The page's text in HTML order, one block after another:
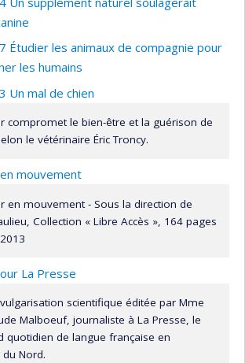
Étudier les animaux de compagnie pour
les humains
Un mal de chien
compromet le bien-être et la guérison de
le vétérinaire Éric Troncy.
mouvement
en mouvement - Sous la direction de
Collection « Libre Accès », 164 pages
La Presse
scientifique éditée par Mme
Malboeuf, journaliste à La Presse, le
quotidien de langue française en
Nord.